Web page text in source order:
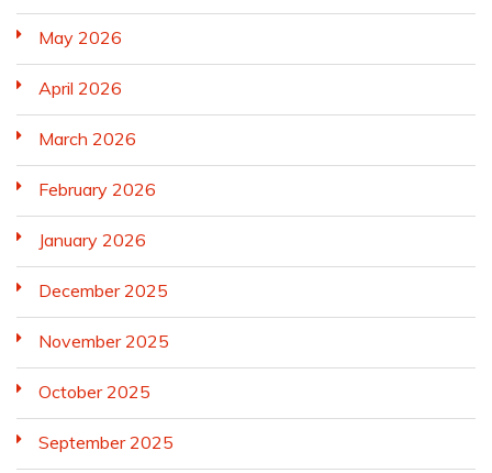
May 2026
April 2026
March 2026
February 2026
January 2026
December 2025
November 2025
October 2025
September 2025